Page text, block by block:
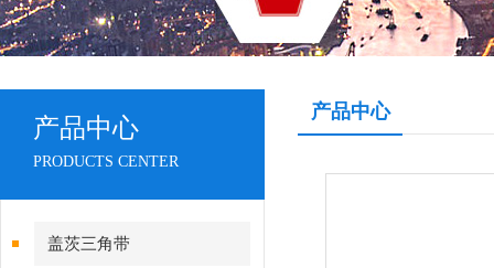
产品中心
PRODUCTS CENTER
盖茨三角带
产品中心